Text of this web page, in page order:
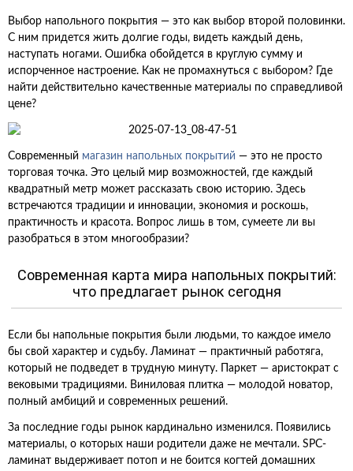
Выбор напольного покрытия — это как выбор второй половинки.
С ним придется жить долгие годы, видеть каждый день,
наступать ногами. Ошибка обойдется в круглую сумму и
испорченное настроение. Как не промахнуться с выбором? Где
найти действительно качественные материалы по справедливой
цене?
Современный магазин напольных покрытий — это не просто
торговая точка. Это целый мир возможностей, где каждый
квадратный метр может рассказать свою историю. Здесь
встречаются традиции и инновации, экономия и роскошь,
практичность и красота. Вопрос лишь в том, сумеете ли вы
разобраться в этом многообразии?
Современная карта мира напольных покрытий:
что предлагает рынок сегодня
Если бы напольные покрытия были людьми, то каждое имело
бы свой характер и судьбу. Ламинат — практичный работяга,
который не подведет в трудную минуту. Паркет — аристократ с
вековыми традициями. Виниловая плитка — молодой новатор,
полный амбиций и современных решений.
За последние годы рынок кардинально изменился. Появились
материалы, о которых наши родители даже не мечтали. SPC-
ламинат выдерживает потоп и не боится когтей домашних